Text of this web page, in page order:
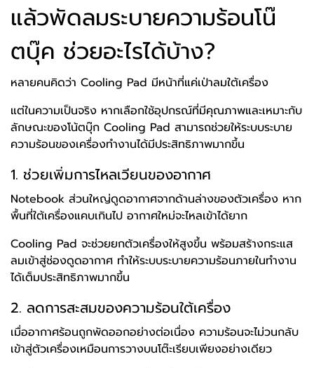
แล้วพัดลมระบายความร้อนโน๊
ตบุ๊ค ช่วยอะไรได้บ้าง?
หลายคนคิดว่า Cooling Pad มีหน้าที่แค่เป่าลมใต้เครื่อง
แต่ในความเป็นจริง หากเลือกใช้อุปกรณ์ที่มีคุณภาพและเหมาะกับ
ลักษณะของโน้ตบุ๊ก Cooling Pad สามารถช่วยให้ระบบระบาย
ความร้อนของเครื่องทำงานได้มีประสิทธิภาพมากขึ้น
1. ช่วยเพิ่มการไหลเวียนของอากาศ
Notebook ส่วนใหญ่ดูดอากาศจากด้านล่างของตัวเครื่อง หาก
พื้นที่ใต้เครื่องแคบเกินไป อากาศใหม่จะไหลเข้าได้ยาก
Cooling Pad จะช่วยยกตัวเครื่องให้สูงขึ้น พร้อมสร้างกระแส
ลมเข้าสู่ช่องดูดอากาศ ทำให้ระบบระบายความร้อนภายในทำงาน
ได้เต็มประสิทธิภาพมากขึ้น
2. ลดการสะสมของความร้อนใต้เครื่อง
เมื่ออากาศร้อนถูกพัดออกอย่างต่อเนื่อง ความร้อนจะไม่วนกลับ
เข้าสู่ตัวเครื่องเหมือนการวางบนโต๊ะเรียบเพียงอย่างเดียว